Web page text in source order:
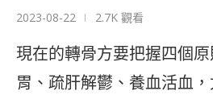
2023-08-22 2.7K 觀看
現在的轉骨方要把握四個
胃、疏肝解鬱、養血活血